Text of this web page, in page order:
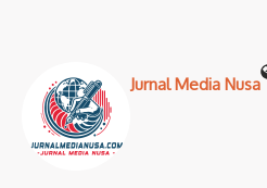
Jurnal Media Nusa